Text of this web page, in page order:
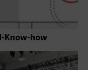
Know-how